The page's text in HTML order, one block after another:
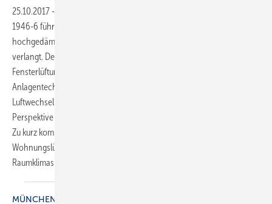
25.10.2017 -
1946-6 führen zu dem Ergebnis, dass das Lüftungskonzept für
hochgedämmte und dichte Effizienzhäuser eine maschinelle Lüftung
verlangt. Dem Bewohner ist es nicht zuzumuten, durch reine
Fensterlüftung den notwendigen Luftaustausch zu realisieren. Welche
Anlagentechnik für den sicheren, hygienisch notwendigen
Luftwechsel geeignet ist, wird aber in der Regel rein aus der
Perspektive der Energieaufnahme und Investitionshöhe entschieden.
Zu kurz kommt dabei der eigentliche Sinn einer kontrollierten
Wohnungslüftung, nämlich die Absicherung eines gesunden
Raumklimas.
MÜNCHEN